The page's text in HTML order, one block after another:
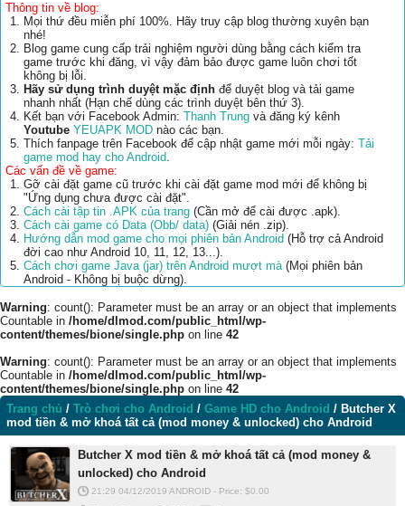
Thông tin về blog:
Mọi thứ đều miễn phí 100%. Hãy truy cập blog thường xuyên bạn
nhé!
Blog game cung cấp trải nghiệm người dùng bằng cách kiểm tra
game trước khi đăng, vì vậy đảm bảo được game luôn chơi tốt
không bị lỗi.
Hãy sử dụng trình duyệt mặc định để duyệt blog và tải game
nhanh nhất (Hạn chế dùng các trình duyệt bên thứ 3).
Kết bạn với Facebook Admin: Thanh Trung và đăng ký kênh
Youtube YEUAPK MOD nào các bạn.
Thích fanpage trên Facebook để cập nhật game mới mỗi ngày: Tải
game mod hay cho Android.
Các vấn đề về game:
Gỡ cài đặt game cũ trước khi cài đặt game mod mới để không bị
"Ứng dụng chưa được cài đặt".
Cách cài tập tin .APK của trang (Cần mở để cài được .apk).
Cách cài game có Data (Obb/ data) (Giải nén .zip).
Hướng dẫn mod game cho mọi phiên bản Android (Hỗ trợ cả Android
đời cao như Android 10, 11, 12, 13...).
Cách chơi game Java (jar) trên Android mượt mà(Mọi phiên bản
Android - Không bị buộc dừng).
Warning: count(): Parameter must be an array or an object that implements
Countable in /home/dlmod.com/public_html/wp-
content/themes/bione/single.php on line 42
Warning: count(): Parameter must be an array or an object that implements
Countable in /home/dlmod.com/public_html/wp-
content/themes/bione/single.php on line 42
Trang chủ / Trò chơi cho Android / Game HD cho Android / Butcher X
mod tiền & mở khoá tất cả (mod money & unlocked) cho Android
Butcher X mod tiền & mở khoá tất cả (mod money &
unlocked) cho Android
21:29 04/12/2019 ANDROID - Price: $0.00